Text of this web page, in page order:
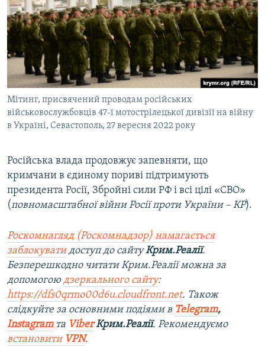
Мітинг, присвячений проводам російських
військовослужбовців 47-ї мотострілецької дивізії на війну
в Україні, Севастополь, 27 вересня 2022 року
Російська влада продовжує запевняти, що
кримчани в єдиному пориві підтримують
президента Росії, Збройні сили РФ і всі цілі «СВО»
(повномасштабної війни Росії проти України – КР).
Роскомнагляд (Роскомнадзор) намагається
заблокуватидоступ до сайтуКрим.Реалії.
Безперешкодно читати Крим.Реалії можна за
допомогою дзеркального сайту:
https://dfs0qrmo00d6u.cloudfront.net. Також
слідкуйте за основними подіями в Telegram,
Instagramта ViberКрим.Реалії. Рекомендуємо
встановити VPN.